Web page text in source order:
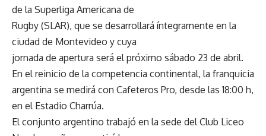
de la Superliga Americana de
Rugby (SLAR), que se desarrollará íntegramente en la
ciudad de Montevideo y cuya
jornada de apertura será el próximo sábado 23 de abril.
En el reinicio de la competencia continental, la franquicia
argentina se medirá con Cafeteros Pro, desde las 18:00 h,
en el Estadio Charrúa.
El conjunto argentino trabajó en la sede del Club Liceo